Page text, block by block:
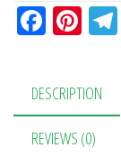
Fa
bo
ok
Pi
er
es
t
a
DESCRIPTION
REVIEWS (0)